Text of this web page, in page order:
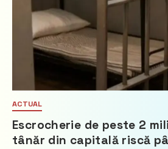
ACTUAL
Escrocherie de peste 2
tânăr din capitală riscă